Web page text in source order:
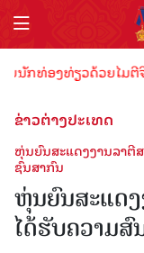
ກທ່ອງທ່ຽວດ້ວຍໄມຕີຈິ
ຂ່າວຕ່າງປະເທດ
ຫຸ່ນຍົນສະແດງງານລາຕີ
ຊົນສາກົນ
ຫຸ່ນຍົນສະແດ
ໄດ້ຮັບຄວາມສົ